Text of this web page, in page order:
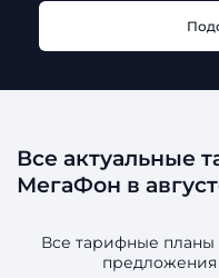
Все актуальные
МегаФон в
Все тарифные